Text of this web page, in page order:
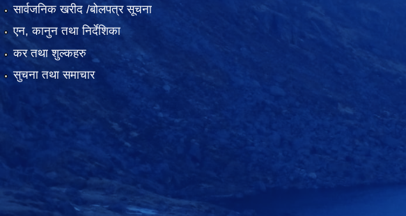
सार्वजनिक खरीद /बोलपत्र सूचना
एन, कानुन तथा निर्देशिका
कर तथा शुल्कहरु
सुचना तथा समाचार